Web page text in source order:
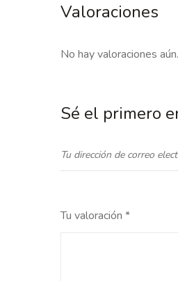
Valoraciones
No hay valoraciones aún.
Sé el primero
Tu dirección de correo
Tu valoración *